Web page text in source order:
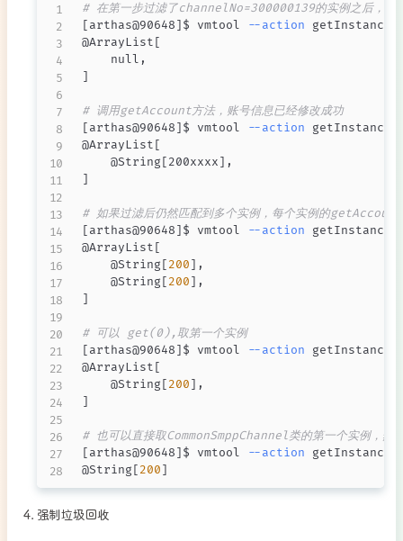
# 在第一步过滤了channelNo=300000139的实例之后，可
[arthas@90648] $ vmtool --action
@ArrayList [
]
# 调用getAccount方法，账号信息已经修改成功
[arthas@90648] $ vmtool --action
@ArrayList [
    @String
[200xxxx]
]
# 如果过滤后仍然匹配到多个实例，每个实例的getAccount
[arthas@90648] $ vmtool --action
@ArrayList [
    @String
[200] ,
    @String
[200]
]
# 可以 get(0),取第一个实例
[arthas@90648] $ vmtool --action
@ArrayList [
    @String
[200]
]
# 也可以直接取CommonSmppChannel类的第一个实例，
[arthas@90648] $ vmtool --action
@String [200]
强制垃圾回收